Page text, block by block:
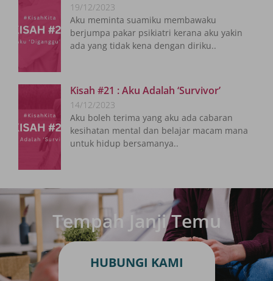
19/12/2023
Aku meminta suamiku membawaku
berjumpa pakar psikiatri kerana aku yakin
ada yang tidak kena dengan diriku..
Kisah #21 : Aku Adalah ‘Survivor’
14/12/2023
Aku boleh terima yang aku ada cabaran
kesihatan mental dan belajar macam mana
untuk hidup bersamanya..
Tempah Janji Temu
HUBUNGI KAMI